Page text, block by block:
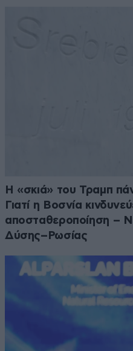
Η «σκιά» του Τραμπ
Γιατί η Βοσνία
αποσταθεροποίηση –
Δύσης–Ρωσίας